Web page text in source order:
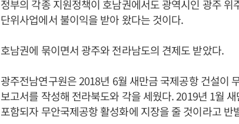
정부의 각종 지원정책이 호남권에서도 광역시인 광주
단위사업에서 불이익을 받아 왔다는 것이다.
호남권에 묶이면서 광주와 전라남도의 견제도 받았다.
광주전남연구원은 2018년 6월 새만금 국제공항 건설이
보고서를 작성해 전라북도와 각을 세웠다. 2019년 1월
포함되자 무안국제공항 활성화에 지장을 줄 것이라고 반